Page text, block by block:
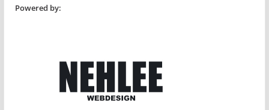
Powered by: